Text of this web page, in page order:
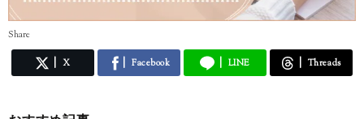
Share
X Facebook LINE Threads